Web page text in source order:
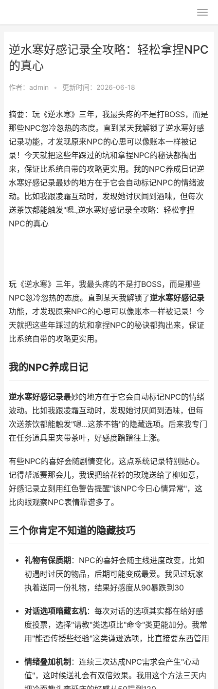
逆水寒好感记录全攻略：轻松拿捏NPC
的真心
作者： admin • 更新时间：2026-06-18
摘要：玩《逆水寒》三年，我最头疼的不是打BOSS，而是
那些NPC忽冷忽热的态度。直到某天我解锁了逆水寒好感
记录功能，才发现原来NPC的心思可以像账本一样被记
录！今天就把这些年踩过的坑和拿捏NPC的秘诀都掏出
来，保证比系统自带的攻略更实用。我的NPC养成日记逆
水寒好感记录最妙的地方在于它会自动标记NPC的情绪波
动。比如我跟凌霜互动时，发现她讨厌闻到酒味，但每次
送茶饮都能触发"嗯.,逆水寒好感记录全攻略：轻松拿捏
NPC的真心
玩《逆水寒》三年，我最头疼的不是打BOSS，而是那些
NPC忽冷忽热的态度。直到某天我解锁了逆水寒好感记录
功能，才发现原来NPC的心思可以像账本一样被记录！今
天就把这些年踩过的坑和拿捏NPC的秘诀都掏出来，保证
比系统自带的攻略更实用。
我的NPC养成日记
逆水寒好感记录最妙的地方在于它会自动标记NPC的情绪
波动。比如我跟凌霜互动时，发现她讨厌闻到酒味，但每
次送茶饮都能触发"嗯...这茶不错"的隐藏选项。后来我专门
在任务道具里夹带茶叶，好感度蹭蹭往上涨。
有些NPC的喜好会随剧情变化，这点系统记录特别贴心。
记得帮派赛那会儿，我误把给花铃的玫瑰送给了柳如意，
好感记录立刻用红色警告提醒"该NPC今日心情异常"，这
比肉眼观察NPC表情靠谱多了。
三个你肯定不知道的隐藏技巧
礼物有保质期 ：NPC的喜好会随主线进度改变，比如
初遇时讨厌的物品，后期可能变成最爱。我见过玩家
执着送同一份礼物，结果好感度从90暴跌到30
对话选项暗藏玄机：每次对话的选项其实都在给好感
度投票，选择"请教"类选项比"命令"类更能加分。我常
用"能否传授些经验"这类谦逊选项，比直接要东西管用
情绪叠加机制 ：连续三次达成NPC需求会产生"心动
值"，这时候送礼会有双倍效果。我用这个方法三天内